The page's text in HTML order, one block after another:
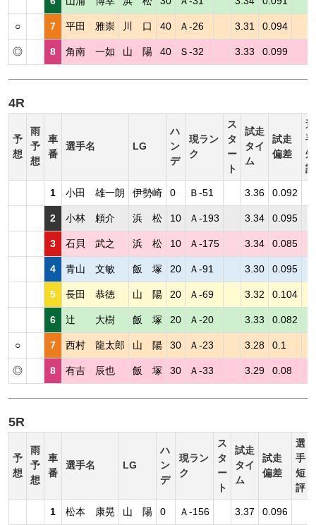
○ 7 平田 雅崇 川 口 40 Ａ-26 3.31 0.094
◎ 8 角南 一如 山 陽 40 Ｓ-32 3.33 0.099
4R
予
想
雨
予
想
車
番
選手名 LG
ハ
ン
デ
現ラン
ク
ス
タ
ー
ト
試走
タイ
ム
試走
偏差
選
手
短
評
1 小田 雄一朗 伊勢崎 0 Ｂ-51 3.36 0.092
2 小林 頼介 浜 松 10 Ａ-193 3.34 0.095
3 石貝 武之 浜 松 10 Ａ-175 3.34 0.085
4 青山 文敏 飯 塚 20 Ａ-91 3.30 0.095
5 長田 恭徳 山 陽 20 Ａ-69 3.32 0.104
6 辻 大樹 飯 塚 20 Ａ-20 3.33 0.082
○ 7 西村 龍太郎 山 陽 30 Ａ-23 3.28 0.1
◎ 8 有吉 辰也 飯 塚 30 Ａ-33 3.29 0.08
5R
予
想
雨
予
想
車
番
選手名 LG
ハ
ン
デ
現ラン
ク
ス
タ
ー
ト
試走
タイ
ム
試走
偏差
選
手
短
評
1 松本 康晃 山 陽 0 Ａ-156 3.37 0.096